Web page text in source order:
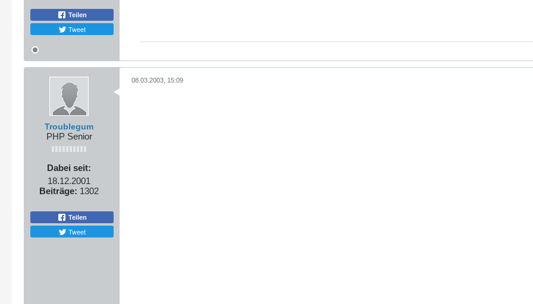
Teilen
Tweet
Troublegum
PHP Senior
Dabei seit:
18.12.2001
Beiträge: 1302
Teilen
Tweet
08.03.2003, 15:09